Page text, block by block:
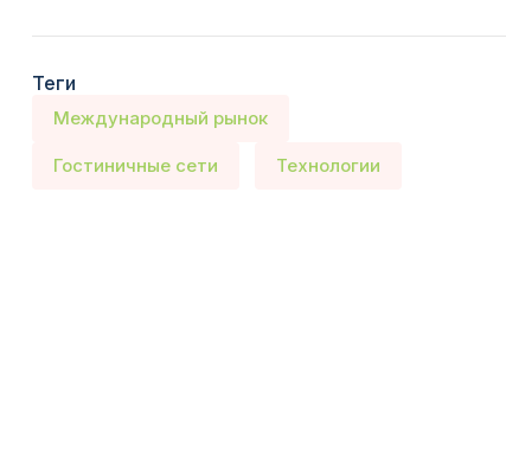
Теги
Международный рынок
Гостиничные сети Технологии